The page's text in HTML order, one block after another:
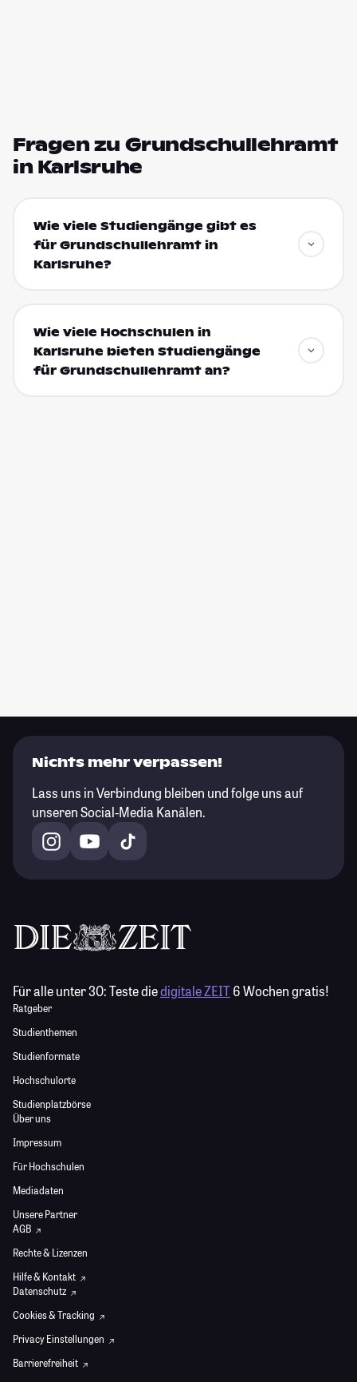
Fragen zu Grundschullehramt
in Karlsruhe
Wie viele Studiengänge gibt es
für Grundschullehramt in
Karlsruhe?
Wie viele Hochschulen in
Karlsruhe bieten Studiengänge
für Grundschullehramt an?
Nichts mehr verpassen!
Lass uns in Verbindung bleiben und folge uns auf
unseren Social-Media Kanälen.
Für alle unter 30:Teste diedigitale ZEIT6 Wochen gratis!
Ratgeber
Studienthemen
Studienformate
Hochschulorte
Studienplatzbörse
Über uns
Impressum
Für Hochschulen
Mediadaten
Unsere Partner
AGB
Rechte & Lizenzen
Hilfe & Kontakt
Datenschutz
Cookies & Tracking
Privacy Einstellungen
Barrierefreiheit